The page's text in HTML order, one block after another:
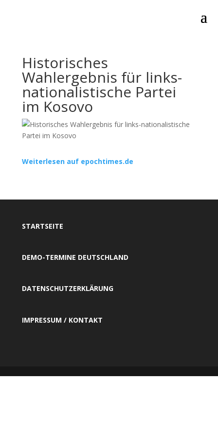
Historisches
Wahlergebnis für links-
nationalistische Partei
im Kosovo
Weiterlesen auf epochtimes.de
STARTSEITE
DEMO-TERMINE DEUTSCHLAND
DATENSCHUTZERKLÄRUNG
IMPRESSUM / KONTAKT